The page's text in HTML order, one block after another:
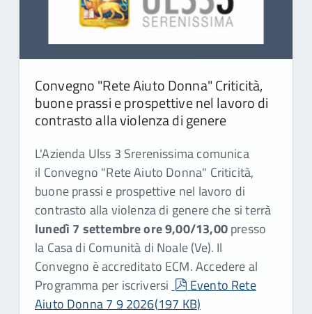
Convegno "Rete Aiuto Donna" Criticità,
buone prassi e prospettive nel lavoro di
contrasto alla violenza di genere
L'Azienda Ulss 3 Srerenissima comunica
il Convegno "Rete Aiuto Donna" Criticità,
buone prassi e prospettive nel lavoro di
contrasto alla violenza di genere che si terrà
lunedì 7 settembre ore 9,00/13,00presso
la Casa di Comunità di Noale (Ve). Il
Convegno è accreditato ECM. Accedere al
Programma per iscriversi
pdf
Evento Rete
Aiuto Donna 7 9 2026(197 KB)